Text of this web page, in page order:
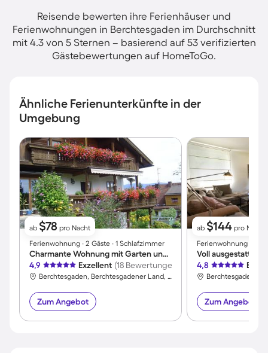
Reisende bewerten ihre Ferienhäuser und
Ferienwohnungen in Berchtesgaden im Durchschnitt
mit 4.3 von 5 Sternen – basierend auf 53 verifizierten
Gästebewertungen auf HomeToGo.
Ähnliche Ferienunterkünfte in der
Umgebung
ab $78 pro Nacht
Ferienwohnung ∙ 2 Gäste ∙ 1 Schlafzimmer
Charmante Wohnung mit Garten und Grill | Haustierfreundlich
4,9
Exzellent (18 Bewertungen)
Berchtesgaden, Berchtesgadener Land, Deutschland
Zum Angebot
ab $144 pro Nacht
Ferienwohnung ∙ 4
4,8
Zum Angebot